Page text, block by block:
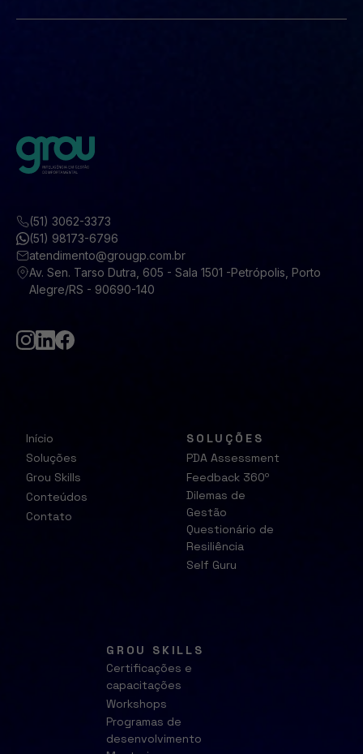
(51) 3062-3373
(51) 98173-6796
atendimento@grougp.com.br
Av. Sen. Tarso Dutra, 605 - Sala 1501 -Petrópolis, Porto
Alegre/RS - 90690-140
Início
Soluções
Grou Skills
Conteúdos
Contato
SOLUÇÕES
PDA Assessment
Feedback 360º
Dilemas de
Gestão
Questionário de
Resiliência
Self Guru
GROU SKILLS
Certificações e
capacitações
Workshops
Programas de
desenvolvimento